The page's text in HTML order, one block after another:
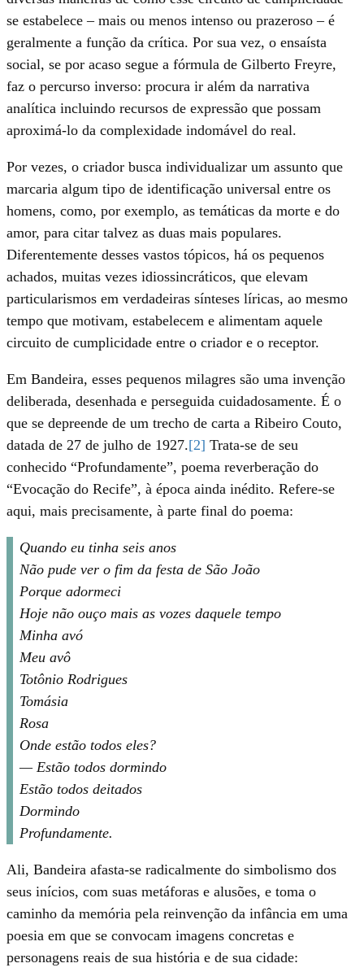
se estabelece – mais ou menos intenso ou prazeroso – é
geralmente a função da crítica. Por sua vez, o ensaísta
social, se por acaso segue a fórmula de Gilberto Freyre,
faz o percurso inverso: procura ir além da narrativa
analítica incluindo recursos de expressão que possam
aproximá-lo da complexidade indomável do real.
Por vezes, o criador busca individualizar um assunto que
marcaria algum tipo de identificação universal entre os
homens, como, por exemplo, as temáticas da morte e do
amor, para citar talvez as duas mais populares.
Diferentemente desses vastos tópicos, há os pequenos
achados, muitas vezes idiossincráticos, que elevam
particularismos em verdadeiras sínteses líricas, ao mesmo
tempo que motivam, estabelecem e alimentam aquele
circuito de cumplicidade entre o criador e o receptor.
Em Bandeira, esses pequenos milagres são uma invenção
deliberada, desenhada e perseguida cuidadosamente. É o
que se depreende de um trecho de carta a Ribeiro Couto,
datada de 27 de julho de 1927.[2] Trata-se de seu
conhecido “Profundamente”, poema reverberação do
“Evocação do Recife”, à época ainda inédito. Refere-se
aqui, mais precisamente, à parte final do poema:
Quando eu tinha seis anos
Não pude ver o fim da festa de São João
Porque adormeci
Hoje não ouço mais as vozes daquele tempo
Minha avó
Meu avô
Totônio Rodrigues
Tomásia
Rosa
Onde estão todos eles?
— Estão todos dormindo
Estão todos deitados
Dormindo
Profundamente.
Ali, Bandeira afasta-se radicalmente do simbolismo dos
seus inícios, com suas metáforas e alusões, e toma o
caminho da memória pela reinvenção da infância em uma
poesia em que se convocam imagens concretas e
personagens reais de sua história e de sua cidade: